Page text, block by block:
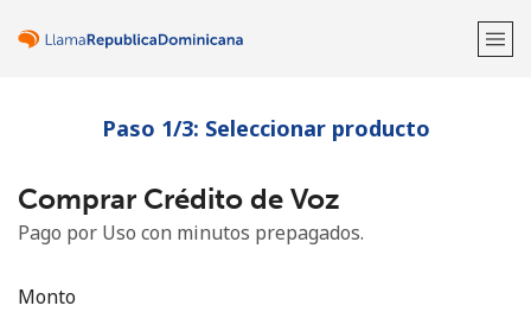
¡Bienvenido!
¿Ya tienes una cuenta?Inicia sesión →
Paso 1/3: Seleccionar producto
Comprar Crédito de Voz
Pago por Uso con minutos prepagados.
Monto